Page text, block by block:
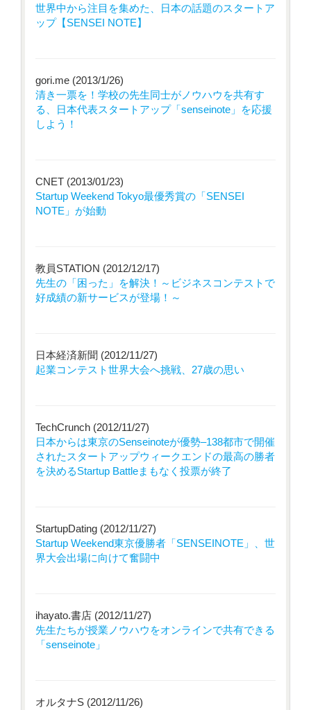
世界中から注目を集めた、日本の話題のスタートア
ップ【SENSEI NOTE】
gori.me (2013/1/26)
清き一票を！学校の先生同士がノウハウを共有す
る、日本代表スタートアップ「senseinote」を応援
しよう！
CNET (2013/01/23)
Startup Weekend Tokyo最優秀賞の「SENSEI
NOTE」が始動
教員STATION (2012/12/17)
先生の「困った」を解決！～ビジネスコンテストで
好成績の新サービスが登場！～
日本経済新聞 (2012/11/27)
起業コンテスト世界大会へ挑戦、27歳の思い
TechCrunch (2012/11/27)
日本からは東京のSenseinoteが優勢–138都市で開催
されたスタートアップウィークエンドの最高の勝者
を決めるStartup Battleまもなく投票が終了
StartupDating (2012/11/27)
Startup Weekend東京優勝者「SENSEINOTE」、世
界大会出場に向けて奮闘中
ihayato.書店 (2012/11/27)
先生たちが授業ノウハウをオンラインで共有できる
「senseinote」
オルタナS (2012/11/26)